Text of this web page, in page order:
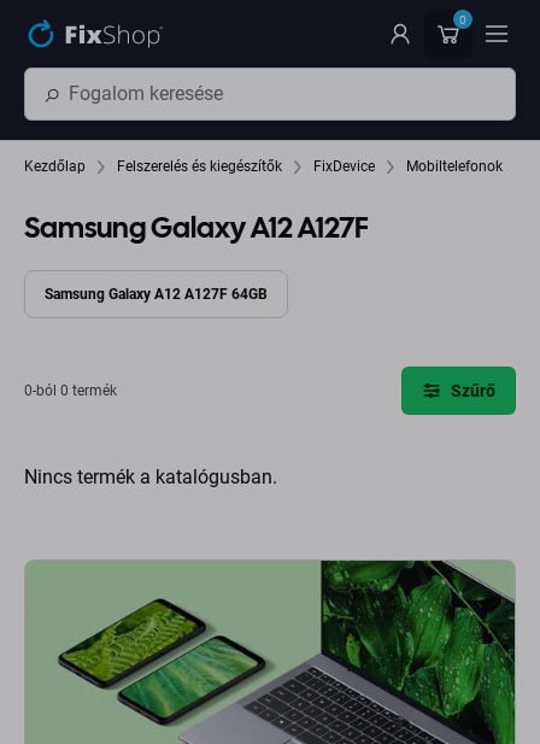
0
Kezdőlap Felszerelés és kiegészítők FixDevice Mobiltelefonok
Samsung Galaxy A12 A127F
Samsung Galaxy A12 A127F 64GB
0-ból 0 termék Szűrő
Nincs termék a katalógusban.